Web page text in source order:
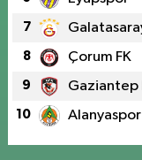
7
8 Çorum FK
9 Gaziantep
10 Alanyaspor